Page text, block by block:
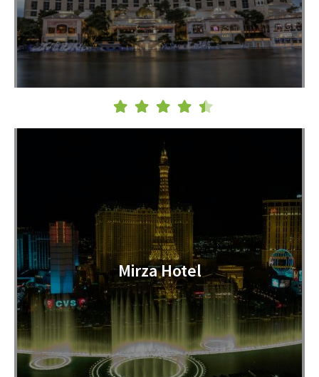
Mirza Hotel